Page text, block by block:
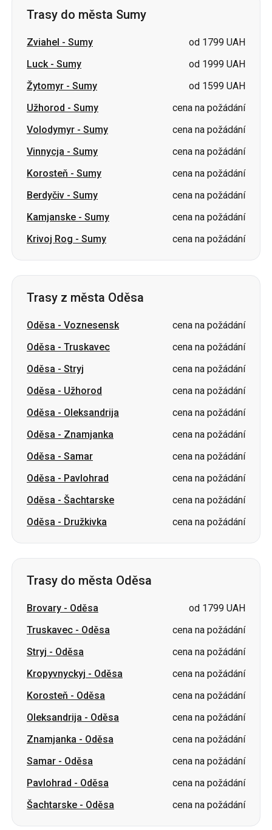
Trasy do města Sumy
Zviahel - Sumy
od 1799 UAH
Luck- Sumy
od 1999 UAH
Žytomyr - Sumy
od 1599 UAH
Užhorod - Sumy
cena na požádání
Volodymyr - Sumy
cena na požádání
Vinnycja - Sumy
cena na požádání
Korosteň - Sumy
cena na požádání
Berdyčiv - Sumy
cena na požádání
Kamjanske - Sumy
cena na požádání
Krivoj Rog - Sumy cena na požádání
Trasy z města Oděsa
Oděsa - Voznesensk
cena na požádání
Oděsa - Truskavec
cena na požádání
Oděsa - Stryj
cena na požádání
Oděsa - Užhorod
cena na požádání
Oděsa - Oleksandrija
cena na požádání
Oděsa - Znamjanka
cena na požádání
Oděsa - Samar
cena na požádání
Oděsa - Pavlohrad
cena na požádání
Oděsa - Šachtarske
cena na požádání
Oděsa - Družkivka cena na požádání
Trasy do města Oděsa
Brovary - Oděsa
od 1799 UAH
Truskavec - Oděsa
cena na požádání
Stryj - Oděsa
cena na požádání
Kropyvnyckyj - Oděsa
cena na požádání
Korosteň - Oděsa
cena na požádání
Oleksandrija - Oděsa
cena na požádání
Znamjanka - Oděsa
cena na požádání
Samar - Oděsa
cena na požádání
Pavlohrad - Oděsa
cena na požádání
Šachtarske - Oděsa cena na požádání